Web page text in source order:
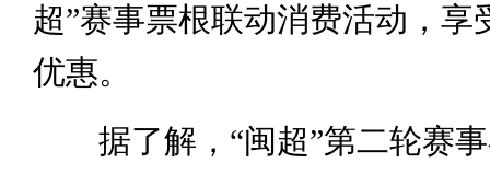
超”赛事票根联动消费活动，享
优惠。
据了解，“闽超”第二轮赛事